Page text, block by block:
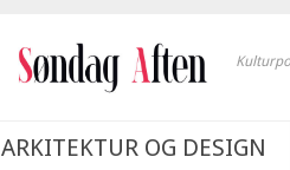
ARKITEKTUR OG DESIGN